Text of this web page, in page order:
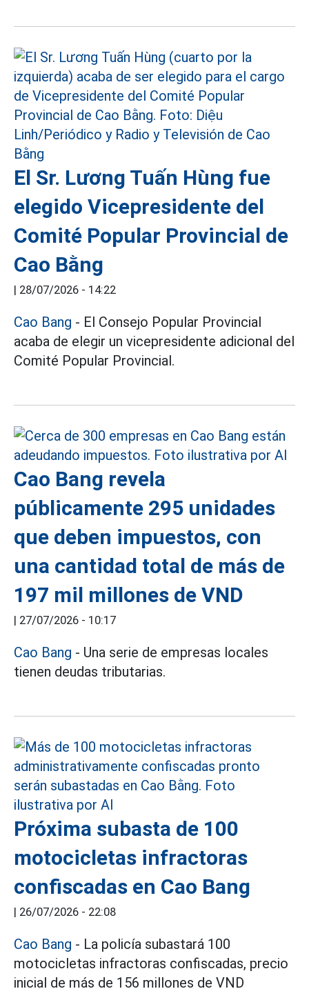
El Sr. Lương Tuấn Hùng fue
elegido Vicepresidente del
Comité Popular Provincial de
Cao Bằng
| 28/07/2026 - 14:22
Cao Bang - El Consejo Popular Provincial
acaba de elegir un vicepresidente adicional del
Comité Popular Provincial.
Cao Bang revela
públicamente 295 unidades
que deben impuestos, con
una cantidad total de más de
197 mil millones de VND
| 27/07/2026 - 10:17
Cao Bang - Una serie de empresas locales
tienen deudas tributarias.
Próxima subasta de 100
motocicletas infractoras
confiscadas en Cao Bang
| 26/07/2026 - 22:08
Cao Bang - La policía subastará 100
motocicletas infractoras confiscadas, precio
inicial de más de 156 millones de VND